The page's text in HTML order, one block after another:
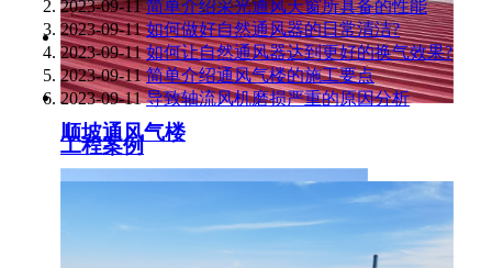
顺坡通风气楼
工程案例
2023-09-11 简单介绍采光通风天窗所具备的性能
2023-09-11 如何做好自然通风器的日常清洁?
2023-09-11 如何让自然通风器达到更好的换气效果?
2023-09-11 简单介绍通风气楼的施工要点
2023-09-11 导致轴流风机磨损严重的原因分析